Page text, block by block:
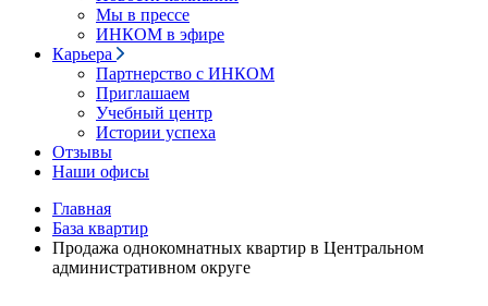
Мы в прессе
ИНКОМ в эфире
Карьера
Партнерство с ИНКОМ
Приглашаем
Учебный центр
Истории успеха
Отзывы
Наши офисы
Главная
База квартир
Продажа однокомнатных квартир в Центральном
административном округе